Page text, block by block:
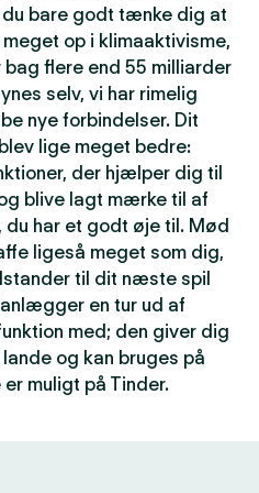
du bare godt tænke dig at
op i klimaaktivisme,
flere end 55 milliarder
selv, vi har rimelig
nye forbindelser. Dit
lige meget bedre:
der hjælper dig til
blive lagt mærke til af
har et godt øje til. Mød
ligeså meget som dig,
til dit næste spil
en tur ud af
med; den giver dig
og kan bruges på
muligt på Tinder.